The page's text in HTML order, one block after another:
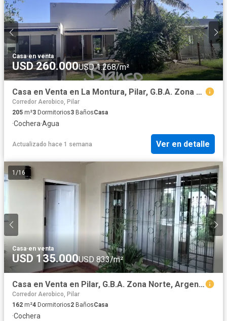
Casa·en venta
USD 260.000USD 1.268/m²
Casa en Venta en La Montura, Pilar, G.B.A. Zona Norte, Argentina
Corredor Aerobico, Pilar
205 m²3 Dormitorios3 BañosCasa
·Cochera·Agua
Actualizado hace 1 semana Ver en detalle
1 /16
Casa·en venta
USD 135.000USD 833/m²
Casa en Venta en Pilar, G.B.A. Zona Norte, Argentina
Corredor Aerobico, Pilar
162 m²4 Dormitorios2 BañosCasa
·Cochera